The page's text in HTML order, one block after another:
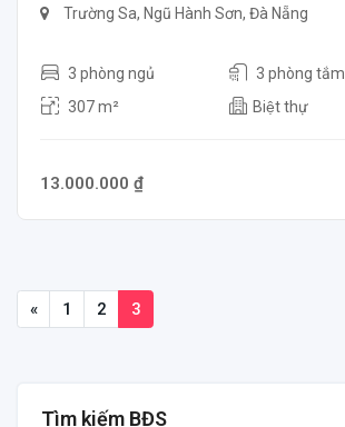
Trường Sa, Ngũ Hành Sơn, Đà Nẵng
3 phòng ngủ
3 phòng tắm
307 m²
Biệt thự
13.000.000 ₫
« 1 2 3
Tìm kiếm BĐS